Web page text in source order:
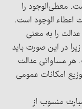
معطی‌الوجود را
اعطاء الوجود است.
را به معنی
در این صورت باید
هر مساواتی عدالت
امکانات عمومی
منسوب از